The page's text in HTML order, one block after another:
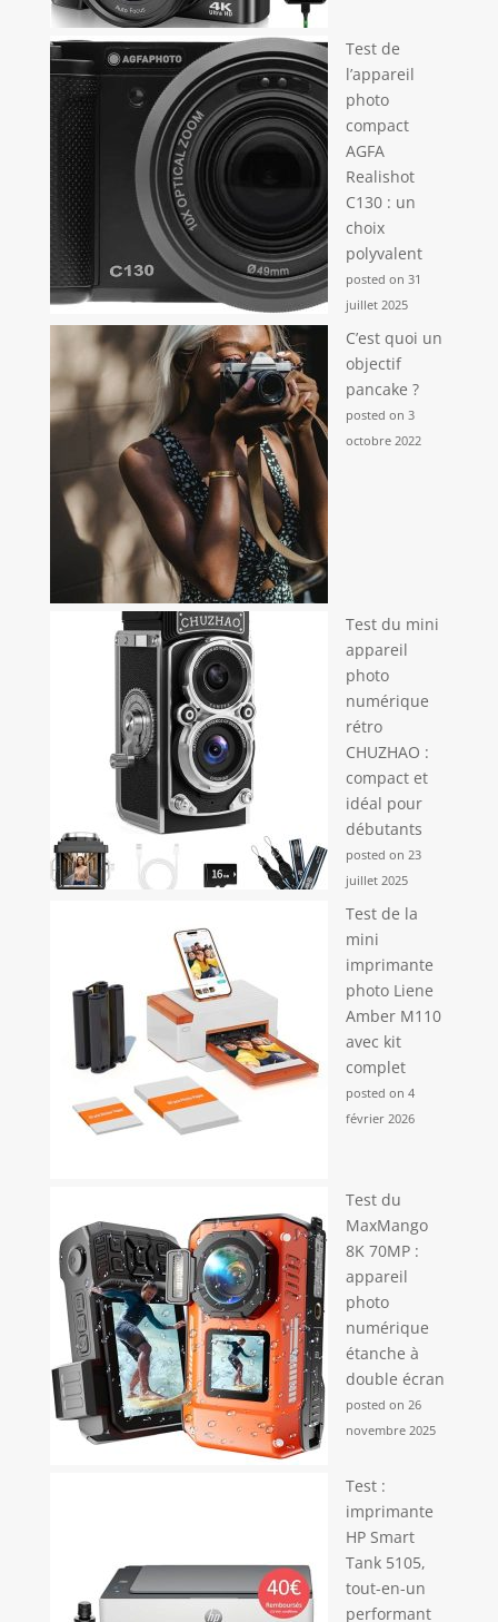
voyage ou que
vous profitiez de
réunions de
famille, cet
appareil photo
répond à tous vos
besoins divers
Capacité de 1500
mAh et longue
durée de vie de la
batterie : équipée
d'une carte TF de
32 Go (incluse) et
prenant en charge
des cartes
mémoire jusqu'à
128 Go, cette
caméra offre un
grand espace de
stockage pour
capturer sans
effort chaque
moment
passionnant. La
batterie de 1500
mAh prend en
l'enregistrement
vidéo 4K continu
jusqu'à 100
minutes, vous
assurant que vous
n'aurez pas besoin
de recharger
fréquemment
pendant vos prises
de vue, répondant
à tous vos besoins
plus, avec des
caractéristiques de
exceptionnelles,
chaque cadre sera
stable et clair.
Veuillez utiliser le
câble de charge
USB-C fourni avec
câbles de charge
C-C
Test de
l’appareil
photo
compact
AGFA
Realishot
C130 : un
choix
polyvalent
posted on 31
juillet 2025
C’est quoi un
objectif
pancake ?
posted on 3
octobre 2022
Test du mini
appareil
photo
numérique
rétro
CHUZHAO :
compact et
idéal pour
débutants
posted on 23
juillet 2025
Test de la
mini
imprimante
photo Liene
Amber M110
avec kit
complet
posted on 4
février 2026
Test du
MaxMango
8K 70MP :
appareil
photo
numérique
étanche à
double écran
posted on 26
novembre 2025
Test :
imprimante
HP Smart
Tank 5105,
tout-en-un
performant